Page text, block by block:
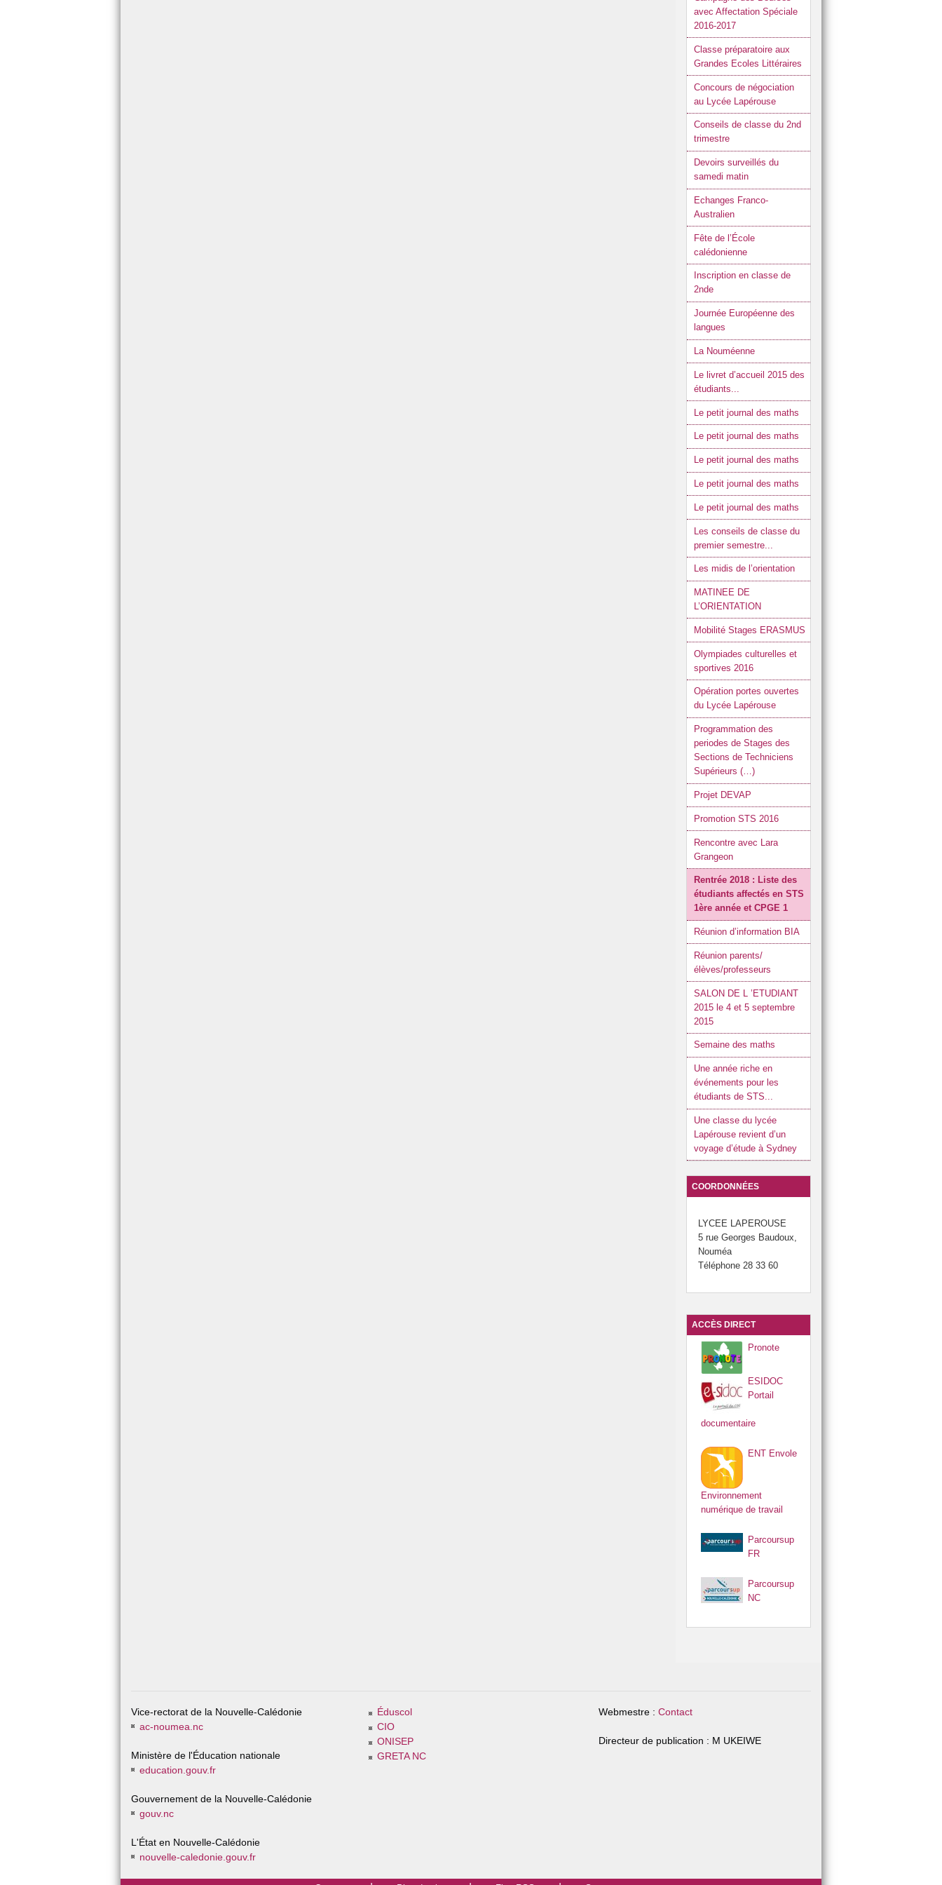
avec Affectation Spéciale
2016-2017
Classe préparatoire aux
Grandes Ecoles Littéraires
Concours de négociation
au Lycée Lapérouse
Conseils de classe du 2nd
trimestre
Devoirs surveillés du
samedi matin
Echanges Franco-
Australien
Fête de l’École
calédonienne
Inscription en classe de
2nde
Journée Européenne des
langues
La Nouméenne
Le livret d’accueil 2015 des
étudiants...
Le petit journal des maths
Le petit journal des maths
Le petit journal des maths
Le petit journal des maths
Le petit journal des maths
Les conseils de classe du
premier semestre...
Les midis de l’orientation
MATINEE DE
L’ORIENTATION
Mobilité Stages ERASMUS
Olympiades culturelles et
sportives 2016
Opération portes ouvertes
du Lycée Lapérouse
Programmation des
periodes de Stages des
Sections de Techniciens
Supérieurs (…)
Projet DEVAP
Promotion STS 2016
Rencontre avec Lara
Grangeon
Rentrée 2018 : Liste des
étudiants affectés en STS
1ère année et CPGE 1
Réunion d’information BIA
Réunion parents/
élèves/professeurs
SALON DE L ’ETUDIANT
2015 le 4 et 5 septembre
2015
Semaine des maths
Une année riche en
événements pour les
étudiants de STS...
Une classe du lycée
Lapérouse revient d’un
voyage d’étude à Sydney
COORDONNÉES
LYCEE LAPEROUSE
5 rue Georges Baudoux,
Nouméa
Téléphone 28 33 60
ACCÈS DIRECT
Pronote
ESIDOC
Portail
documentaire
ENT Envole
Environnement
numérique de travail
Parcoursup
FR
Parcoursup
NC
Vice-rectorat de la Nouvelle-Calédonie
ac-noumea.nc
Ministère de l'Éducation nationale
education.gouv.fr
Gouvernement de la Nouvelle-Calédonie
gouv.nc
L'État en Nouvelle-Calédonie
nouvelle-caledonie.gouv.fr
Éduscol
CIO
ONISEP
GRETA NC
Webmestre : Contact
Directeur de publication : M UKEIWE